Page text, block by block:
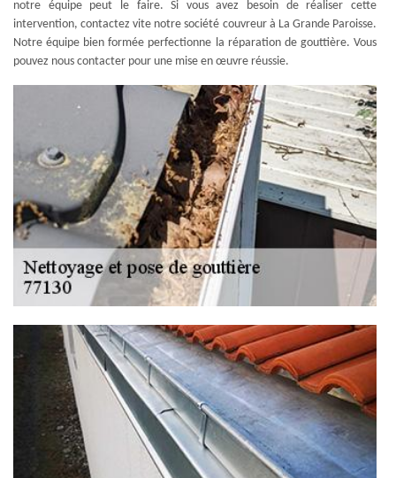
notre équipe peut le faire. Si vous avez besoin de réaliser cette
intervention, contactez vite notre société couvreur à La Grande Paroisse.
Notre équipe bien formée perfectionne la réparation de gouttière. Vous
pouvez nous contacter pour une mise en œuvre réussie.